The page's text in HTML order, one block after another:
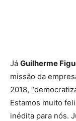
Já Guilherme
missão da
2018,
Estamos muito
inédita para nós.